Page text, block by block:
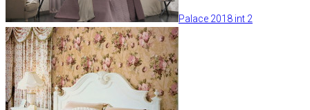
Palace 2018 int 2